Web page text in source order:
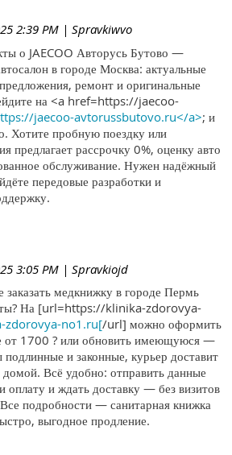
2:39 PM | Spravkiwvo
о JAECOO Авторусь Бутово —
в городе Москва: актуальные
ремонт и оригинальные
на <a href=https://jaecoo-
jaecoo-avtorussbutovo.ru</a>; и
Хотите пробную поездку или
предлагает рассрочку 0%, оценку авто
обслуживание. Нужен надёжный
передовые разработки и
3:05 PM | Spravkiojd
заказать медкнижку в городе Пермь
На [url=https://klinika-zdorovya-
zdorovya-no1.ru[/url] можно оформить
от 1700 ? или обновить имеющуюся —
и законные, курьер доставит
Всё удобно: отправить данные
оплату и ждать доставку — без визитов
подробности — санитарная книжка
выгодное продление.